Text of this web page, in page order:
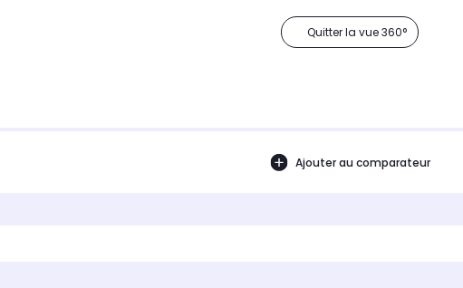
Quitter la vue 360°
Ajouter au comparateur